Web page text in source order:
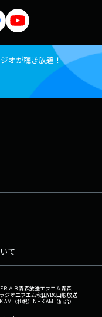
オが聴き放題！
て
ＲＡＢ青森放送エフエム青森
ジオエフエム秋田YBC山形放送
AM（札幌） NHK AM（仙台）